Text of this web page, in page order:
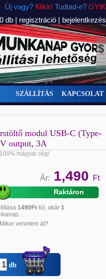
0 db | regisztráció | bejelentkezés
Új vagy? Klikk! Tudtad-e? GYIK
>
SZÁLLÍTÁS KAPCSOLAT
modul USB-C (Type-
output, 3A
100% magyar cég!
Ár: 1,490 Ft
Raktáron
1490Ft-tól, akár1
Mikor vehetem át?
db